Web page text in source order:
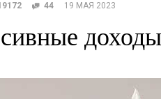
44 19 МАЯ 2023